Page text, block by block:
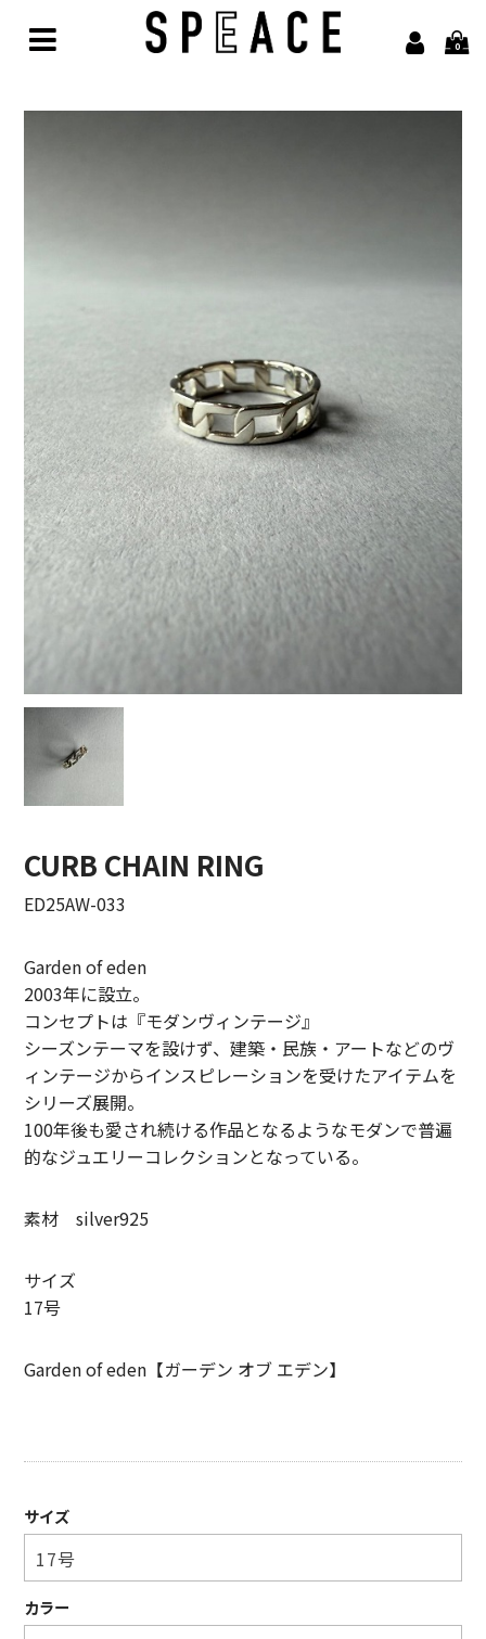
0
BARAILLE＆GARMENTS【バライルアンドガーメンツ】
凹凸bocodeco【ボコデコ 】
COMESANDGOES【カムズアンドゴーズ】
COTTON PAN【コットンパン】
crepuscule【クレプスキュール】
Denis&Anna【ドニ&アンナ】
DOEK【ドゥック】
Garden of eden【ガーデン オブ エデン】
HAAL【ハール】
INTERIM【インテリム】
ITTI【イッチ】
LUCKY SOCKS【ラッキーソックス】
LIFiLL【リフィル】
MIZUNO【ミズノ】
NEZU YOHIN TEN【ネズヨウヒンテン】
New balnace【ニューバランス】
POST O’ALLS【ポストオーバーオールズ】
superNova.【スーパーノヴァ】
TAUPE【トープ】
ULTERIOR【アルテリア】
CURB CHAIN RING
ED25AW-033
Garden of eden
2003年に設立。
コンセプトは『モダンヴィンテージ』
シーズンテーマを設けず、建築・民族・アートなどのヴ
ィンテージからインスピレーションを受けたアイテムを
シリーズ展開。
100年後も愛され続ける作品となるようなモダンで普遍
的なジュエリーコレクションとなっている。
素材 silver925
サイズ
17号
Garden of eden【ガーデン オブ エデン】
サイズ
カラー